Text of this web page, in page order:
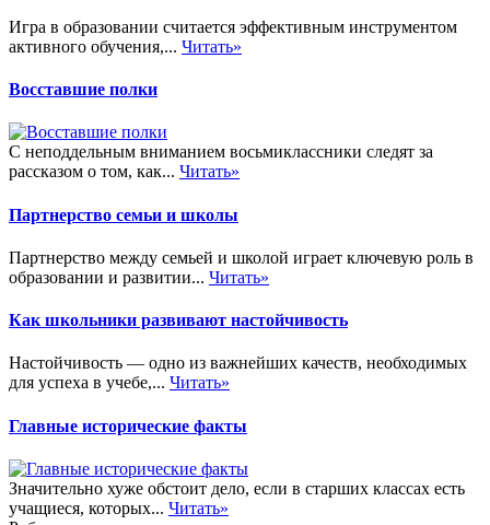
Игра в образовании считается эффективным инструментом
активного обучения,... Читать»
Восставшие полки
С неподдельным вниманием восьмиклассники следят за
рассказом о том, как... Читать»
Партнерство семьи и школы
Партнерство между семьей и школой играет ключевую роль в
образовании и развитии... Читать»
Как школьники развивают настойчивость
Настойчивость — одно из важнейших качеств, необходимых
для успеха в учебе,... Читать»
Главные исторические факты
Значительно хуже обстоит дело, если в старших классах есть
учащиеся, которых... Читать»